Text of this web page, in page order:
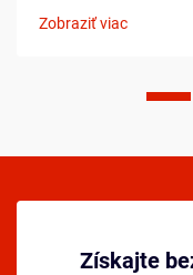
Zobraziť viac
Získajte